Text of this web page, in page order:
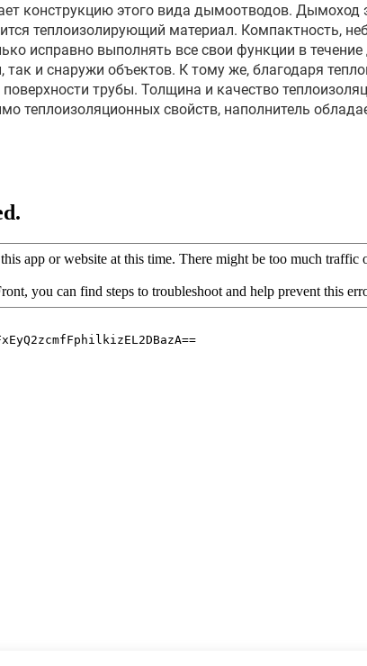
конструкцию этого вида дымоотводов. Дымоход
теплоизолирующий материал. Компактность,
исправно выполнять все свои функции в
так и снаружи объектов. К тому же, благодаря
трубы. Толщина и качество
теплоизоляционных свойств, наполнитель